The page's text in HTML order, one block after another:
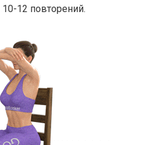
10-12 повторений.